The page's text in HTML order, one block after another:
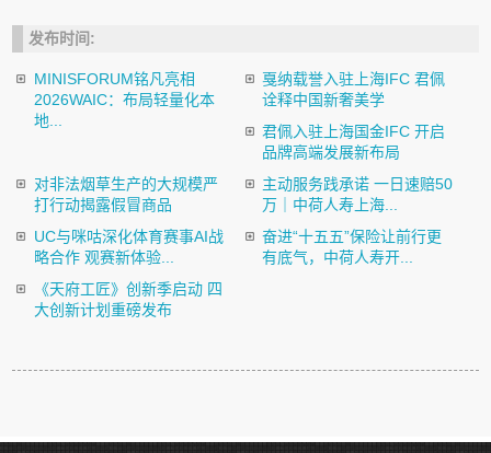
发布时间:
MINISFORUM铭凡亮相
2026WAIC：布局轻量化本
地...
戛纳载誉入驻上海IFC 君佩
诠释中国新奢美学
君佩入驻上海国金IFC 开启
品牌高端发展新布局
对非法烟草生产的大规模严
打行动揭露假冒商品
主动服务践承诺 一日速赔50
万｜中荷人寿上海...
UC与咪咕深化体育赛事AI战
略合作 观赛新体验...
奋进“十五五”保险让前行更
有底气，中荷人寿开...
《天府工匠》创新季启动 四
大创新计划重磅发布